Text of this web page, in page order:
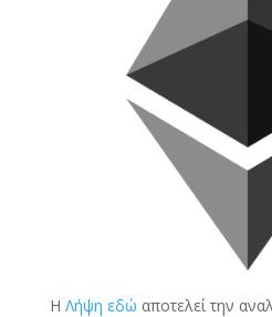
Η Λήψη εδώ αποτελεί την